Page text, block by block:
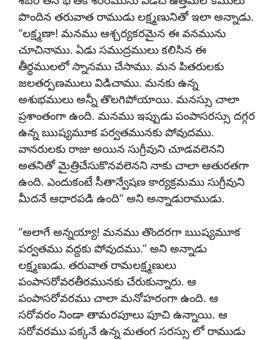
పొందిన తరువాత రాముడు లక్ష్మణునితో ఇలా అన్నాడు.
“లక్ష్మణా! మనము ఆశ్చర్యకరమైన ఈ వనమును
చూచినాము. ఏడు సముద్రములు కలిసిన ఈ
తీర్థములలో స్నానము చేసాము. మన పితరులకు
జలతర్పణములు విడిచాము. మనకు ఉన్న
అశుభములు అన్నీ తొలగిపోయాయి. మనస్సు చాలా
ప్రశాంతంగా ఉంది. మనము ఇప్పుడు పంపాసరస్సు దగ్గర
ఉన్న ఋష్యమూక పర్వతమునకు పోవుదము.
వానరులకు రాజు అయిన సుగ్రీవుని చూడవలెనని
అతనితో మైత్రిచేసుకొనవలెనని నాకు చాలా ఆతురతగా
ఉంది. ఎందుకంటే సీతాన్వేషణ కార్యక్రమము సుగ్రీవుని
మీదనే ఆధారపడి ఉంది” అని అన్నాడురాముడు.
“అలాగే అన్నయ్యా! మనము తొందరగా ఋష్యమూక
పర్వతము వద్దకు పోవుదము.” అని అన్నాడు
లక్ష్మణుడు. తరువాత రామలక్ష్మణులు
పంపాసరోవరతీరమునకు చేరుకున్నారు. ఆ
పంపాసరోవరము చాలా మనోహరంగా ఉంది. ఆ
సరోవరం నిండా తామరపూలు పూచి ఉన్నాయి. ఆ
సరోవరము పక్కనే ఉన్న మతంగ సరస్సు లో రాముడు